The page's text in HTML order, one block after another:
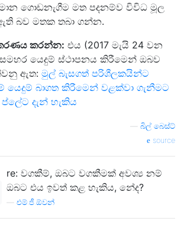
ගොඩනැගීම මත පදනම්ව විවිධ මූල
බව මතක තබා ගන්න.
කරන්න: එය (2017 මැයි 24 වන
යෙදුම් ස්ථාපනය කිරීමෙන් ඔබව
ඇත: මුල් බැසගත් පරිශීලකයින්ට
යෙදුම් බාගත කිරීමෙන් වළක්වා ගැනීමට
දැන් හැකිය
බිල් බෙස්ට්
source
re: වගකීම්, ඔබට වගකීමක් අවශ්‍ය නම්
ඔබට එය ඉවත් කළ හැකිය, නේද?
එම්.ජී.ඕවන්